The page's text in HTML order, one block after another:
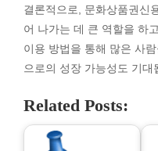
결론적으로, 문화상품권신
어 나가는 데 큰 역할을 하
이용 방법을 통해 많은 사
으로의 성장 가능성도 기대
Related Posts: